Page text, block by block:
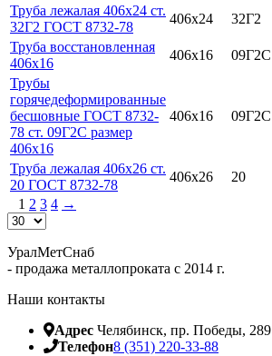
Труба лежалая 406х24 ст.
32Г2 ГОСТ 8732-78
406х24 32Г2
Труба восстановленная
406х16
406х16 09Г2С
Трубы
горячедеформированные
бесшовные ГОСТ 8732-
78 ст. 09Г2С размер
406х16
406х16 09Г2С
Труба лежалая 406х26 ст.
20 ГОСТ 8732-78
406х26 20
1 2 3 4 →
УралМетСнаб
- продажа металлопроката с 2014 г.
Наши контакты
Адрес Челябинск, пр. Победы, 289
Телефон8 (351) 220-33-88